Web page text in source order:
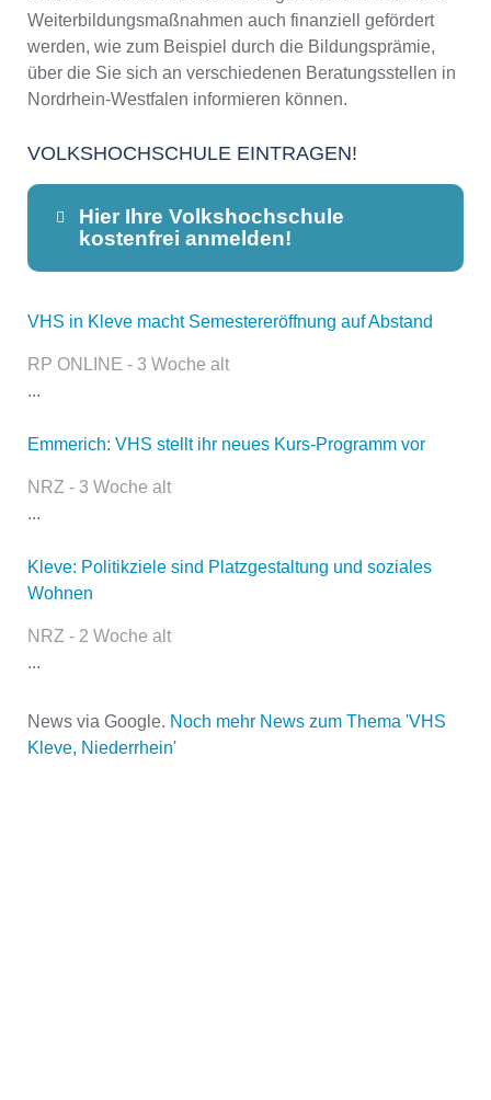
Weiterbildungsmaßnahmen auch finanziell gefördert
werden, wie zum Beispiel durch die Bildungsprämie,
über die Sie sich an verschiedenen Beratungsstellen in
Nordrhein-Westfalen informieren können.
VOLKSHOCHSCHULE EINTRAGEN!
Hier Ihre Volkshochschule
kostenfrei anmelden!
Dieser Teil dient lediglich zur
E-Mail *
VHS in Kleve macht Semestereröffnung auf Abstand
RP ONLINE - 3 Woche alt
...
Emmerich: VHS stellt ihr neues Kurs-Programm vor
NRZ - 3 Woche alt
...
Kleve: Politikziele sind Platzgestaltung und soziales
Wohnen
NRZ - 2 Woche alt
...
News via Google. Noch mehr News zum Thema 'VHS
Kleve, Niederrhein'